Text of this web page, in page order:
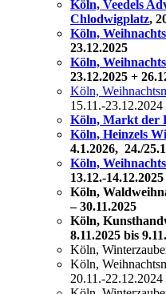
Köln, Veedels
Chlodwigplatz,
Köln,
23.12.2025
Köln,
23.12.2025 +
Köln,
15.11.-23.12.2024
Köln, Markt der
Köln, Heinzels
4.1.2026, 24./
Köln,
13.12.-14.12.2025
Köln,
– 30.11.2025
Köln,
8.11.2025 bis
Köln,
Köln,
20.11.-22.12.2024